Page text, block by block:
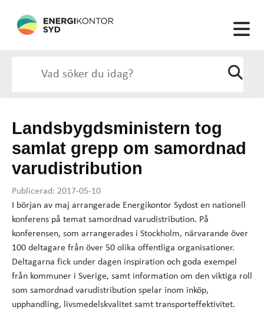
Landsbygdsministern tog
samlat grepp om samordnad
varudistribution
Publicerad: 2017-05-10
I början av maj arrangerade Energikontor Sydost en nationell
konferens på temat samordnad varudistribution. På
konferensen, som arrangerades i Stockholm, närvarande över
100 deltagare från över 50 olika offentliga organisationer.
Deltagarna fick under dagen inspiration och goda exempel
från kommuner i Sverige, samt information om den viktiga roll
som samordnad varudistribution spelar inom inköp,
upphandling, livsmedelskvalitet samt transporteffektivitet.